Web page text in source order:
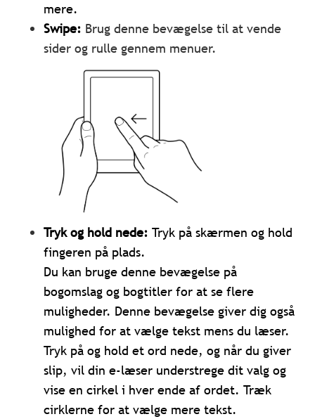
mere.
Swipe: Brug denne bevægelse til at vende
sider og rulle gennem menuer.
Tryk og hold nede:Tryk på skærmen og hold
fingeren på plads.
Du kan bruge denne bevægelse på
bogomslag og bogtitler for at se flere
muligheder. Denne bevægelse giver dig også
mulighed for at vælge tekst mens du læser.
Tryk på og hold et ord nede, og når du giver
slip, vil din e-læser understrege dit valg og
vise en cirkel i hver ende af ordet. Træk
cirklerne for at vælge mere tekst.